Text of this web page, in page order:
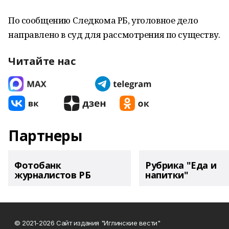
По сообщению Следкома РБ, уголовное дело
направлено в суд для рассмотрения по существу.
Читайте нас
Партнеры
Фотобанк
журналистов РБ
Рубрика "Еда и
напитки"
© 2021-2026 Сайт издания "Иглинские вести"